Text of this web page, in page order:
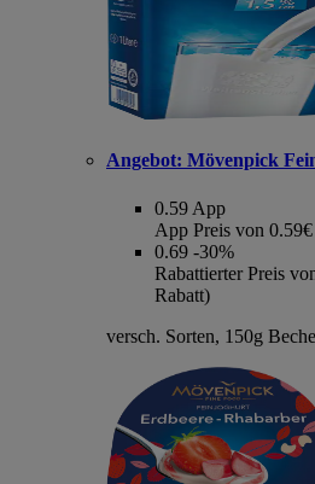
Angebot: Mövenpick
0.59 App
App Preis von 0.59€
0.69 -30%
Rabattierter Preis
Rabatt)
versch. Sorten, 150g